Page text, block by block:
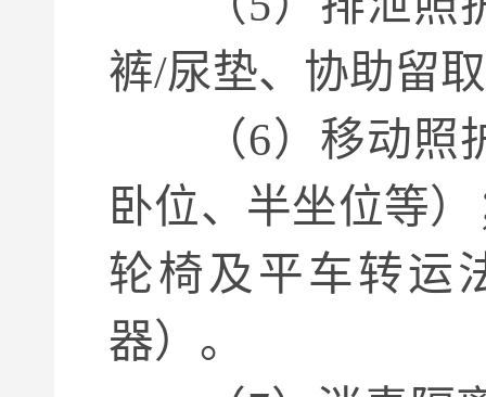
裤/尿垫、协助留
（6）移动照护
卧位、半坐位等
轮椅及平车转运
器）。